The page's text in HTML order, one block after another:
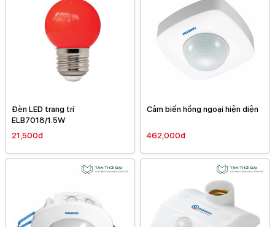
Đèn LED trang trí
ELB7018/1.5W
21,500đ
Cảm biến hồng ngoại hiện diện
462,000đ